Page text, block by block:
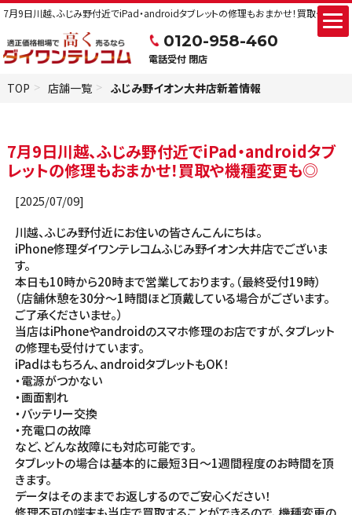
7月9日川越、ふじみ野付近でiPad・androidタブレットの修理もおまかせ！買取や機
0120-958-460
電話受付 閉店
会社概要
TOP 店舗一覧 ふじみ野イオン大井店新着情報
7月9日川越、ふじみ野付近でiPad・androidタブ
レットの修理もおまかせ！買取や機種変更も◎
[2025/07/09]
川越、ふじみ野付近にお住いの皆さんこんにちは。
iPhone修理ダイワンテレコムふじみ野イオン大井店でございま
す。
本日も10時から20時まで営業しております。（最終受付19時）
（店舗休憩を30分～1時間ほど頂戴している場合がございます。
ご了承くださいませ。）
当店はiPhoneやandroidのスマホ修理のお店ですが、タブレット
の修理も受付けています。
iPadはもちろん、androidタブレットもOK！
・電源がつかない
・画面割れ
・バッテリー交換
・充電口の故障
など、どんな故障にも対応可能です。
タブレットの場合は基本的に最短3日～1週間程度のお時間を頂
きます。
データはそのままでお返しするのでご安心ください！